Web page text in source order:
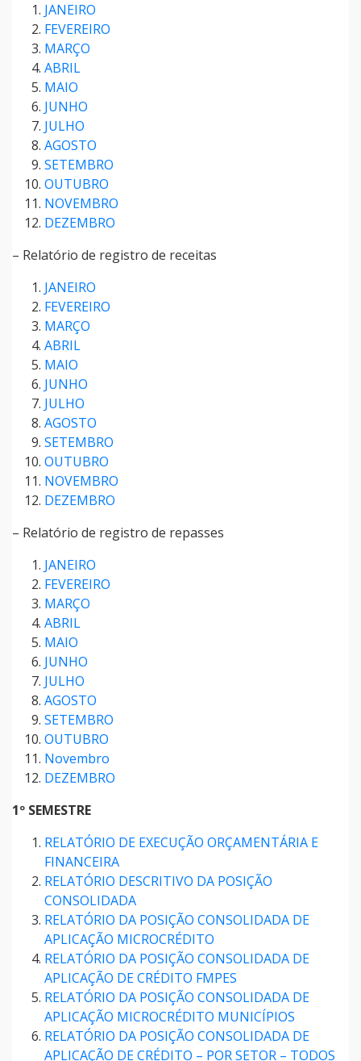
JANEIRO
FEVEREIRO
MARÇO
ABRIL
MAIO
JUNHO
JULHO
AGOSTO
SETEMBRO
OUTUBRO
NOVEMBRO
DEZEMBRO
– Relatório de registro de receitas
JANEIRO
FEVEREIRO
MARÇO
ABRIL
MAIO
JUNHO
JULHO
AGOSTO
SETEMBRO
OUTUBRO
NOVEMBRO
DEZEMBRO
– Relatório de registro de repasses
JANEIRO
FEVEREIRO
MARÇO
ABRIL
MAIO
JUNHO
JULHO
AGOSTO
SETEMBRO
OUTUBRO
Novembro
DEZEMBRO
1º SEMESTRE
RELATÓRIO DE EXECUÇÃO ORÇAMENTÁRIA E
FINANCEIRA
RELATÓRIO DESCRITIVO DA POSIÇÃO
CONSOLIDADA
RELATÓRIO DA POSIÇÃO CONSOLIDADA DE
APLICAÇÃO MICROCRÉDITO
RELATÓRIO DA POSIÇÃO CONSOLIDADA DE
APLICAÇÃO DE CRÉDITO FMPES
RELATÓRIO DA POSIÇÃO CONSOLIDADA DE
APLICAÇÃO MICROCRÉDITO MUNICÍPIOS
RELATÓRIO DA POSIÇÃO CONSOLIDADA DE
APLICAÇÃO DE CRÉDITO – POR SETOR – TODOS